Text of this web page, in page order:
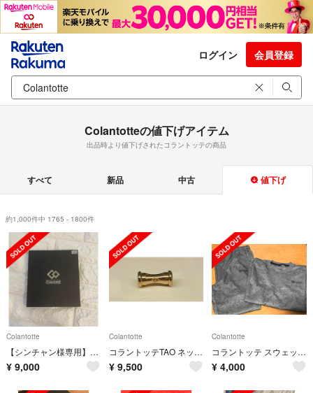
ログイン 会員登録
Colantotteの値下げアイテム
出品時より値下げされたコラントッテの商品
すべて 新品 中古 値下げ
約1,000件中 1765 - 1800件
Colantotte
【シンチャン様専用】コラントッテ TAO ネックレス AURA
¥ 9,000
Colantotte
コラントッテTAO ネックレススリム RAFFIMINI
¥ 9,500
Colantotte
コラントッテ スウェット 上下セット
¥ 4,000